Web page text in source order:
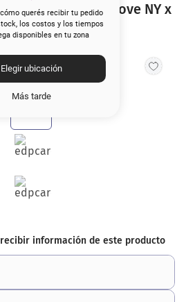
querés recibir tu pedido
los costos y los tiempos
disponibles en tu zona
Elegir ubicación
Más tarde
212 VIP Rosé I Love NY x